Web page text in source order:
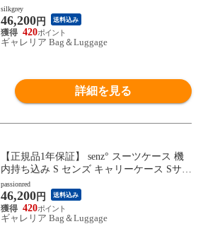
ズ コンパクト 出張 旅行 折りたたみ 38L 3
～4泊 耐水性 拡張 小型 TSA 静音 senz Fold
away carry on trolley SZ-8801
silkgrey
46,200円 送料込み
420
ギャレリア Bag＆Luggage
詳細を見る
【正規品1年保証】 senz° スーツケース 機
内持ち込み S センズ キャリーケース Sサイ
ズ コンパクト 出張 旅行 折りたたみ 38L 3
～4泊 耐水性 拡張 小型 TSA 静音 senz Fold
away carry on trolley SZ-8801
passionred
46,200円 送料込み
420
ギャレリア Bag＆Luggage